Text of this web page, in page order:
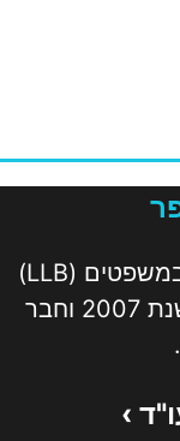
עו”ד אייל פייפר בעל תואר ראשון במשפטים (LLB)
משנת 2005, עורך דין מוסמך משנת 2007 וחבר
›